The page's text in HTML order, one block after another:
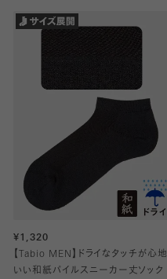
¥1,320
【Tabio MEN】ドライなタッチが心地
いい和紙パイルスニーカー丈ソック